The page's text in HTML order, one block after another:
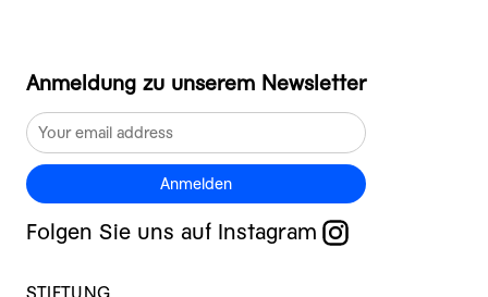
Anmeldung zu unserem Newsletter
Anmelden
Folgen Sie uns auf Instagram